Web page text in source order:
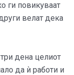
ги повикуваат
велат дека
дена целиот
да ѝ работи и